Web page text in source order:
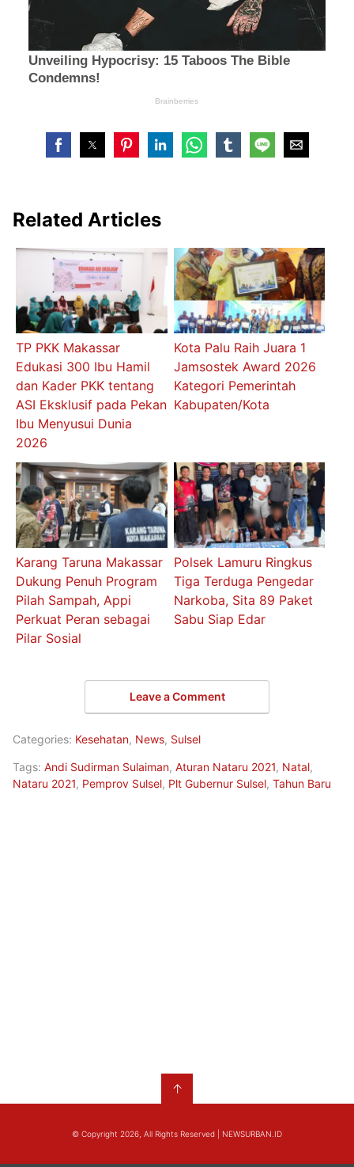
Related Articles
TP PKK Makassar
Edukasi 300 Ibu Hamil
dan Kader PKK tentang
ASI Eksklusif pada Pekan
Ibu Menyusui Dunia
2026
Kota Palu Raih Juara 1
Jamsostek Award 2026
Kategori Pemerintah
Kabupaten/Kota
Karang Taruna Makassar
Dukung Penuh Program
Pilah Sampah, Appi
Perkuat Peran sebagai
Pilar Sosial
Polsek Lamuru Ringkus
Tiga Terduga Pengedar
Narkoba, Sita 89 Paket
Sabu Siap Edar
Leave a Comment
Categories: Kesehatan, News, Sulsel
Tags: Andi Sudirman Sulaiman, Aturan Nataru 2021, Natal,
Nataru 2021, Pemprov Sulsel, Plt Gubernur Sulsel, Tahun Baru
↑
© Copyright 2026, All Rights Reserved | NEWSURBAN.ID